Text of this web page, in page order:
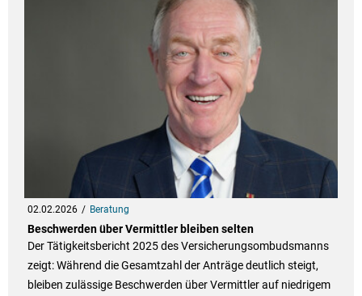
02.02.2026 Beratung
Beschwerden über Vermittler bleiben selten
Der Tätigkeitsbericht 2025 des Versicherungsombudsmanns
zeigt: Während die Gesamtzahl der Anträge deutlich steigt,
bleiben zulässige Beschwerden über Vermittler auf niedrigem